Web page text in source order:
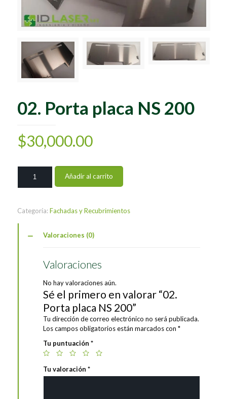
02. Porta placa NS 200
$30,000.00
Porta
placa
200
Añadir al carrito
Categoría:Fachadas y Recubrimientos
Valoraciones (0)
Valoraciones
No hay valoraciones aún.
Sé el primero en valorar “02.
Porta placa NS 200”
Tu dirección de correo electrónico no será publicada.
Los campos obligatorios están marcados con *
Tu puntuación *
Tu valoración *